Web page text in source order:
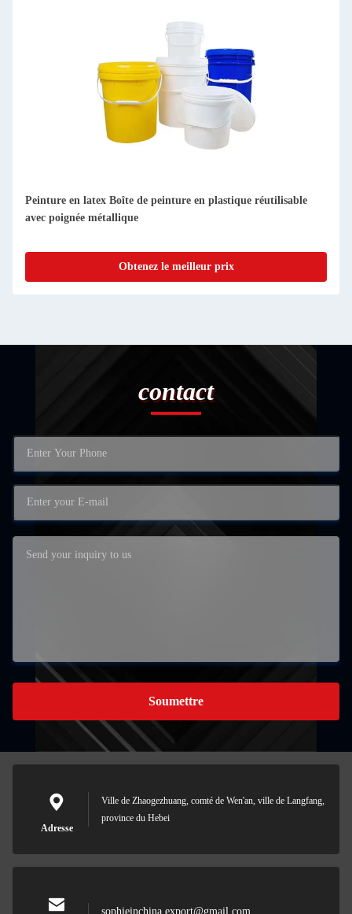
Peinture en latex Boîte de peinture en plastique réutilisable
avec poignée métallique
Obtenez le meilleur prix
contact
Soumettre
Adresse
Ville de Zhaogezhuang, comté de Wen'an, ville de Langfang,
province du Hebei
sophieinchina.export@gmail.com